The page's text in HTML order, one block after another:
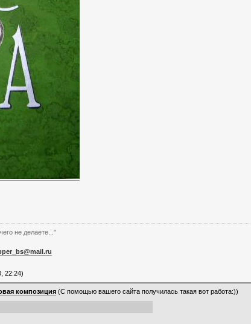
не делаете..."
22:24)
композиция (С помощью вашего сайта получилась такая вот работа:))